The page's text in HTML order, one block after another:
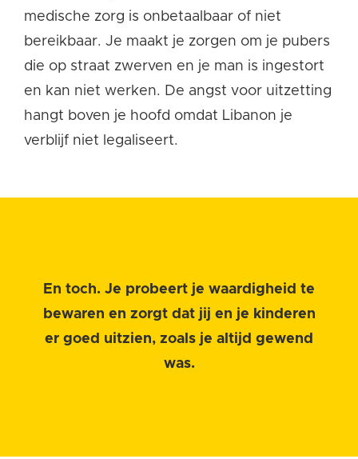
medische zorg is onbetaalbaar of niet
bereikbaar. Je maakt je zorgen om je pubers
die op straat zwerven en je man is ingestort
en kan niet werken. De angst voor uitzetting
hangt boven je hoofd omdat Libanon je
verblijf niet legaliseert.
En toch. Je probeert je waardigheid te
bewaren en zorgt dat jij en je kinderen
er goed uitzien, zoals je altijd gewend
was.